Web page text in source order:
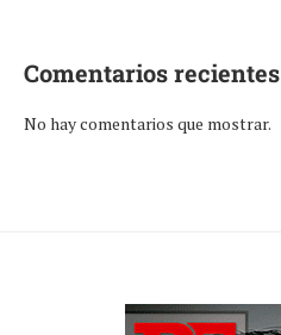
Comentarios recientes
No hay comentarios que mostrar.